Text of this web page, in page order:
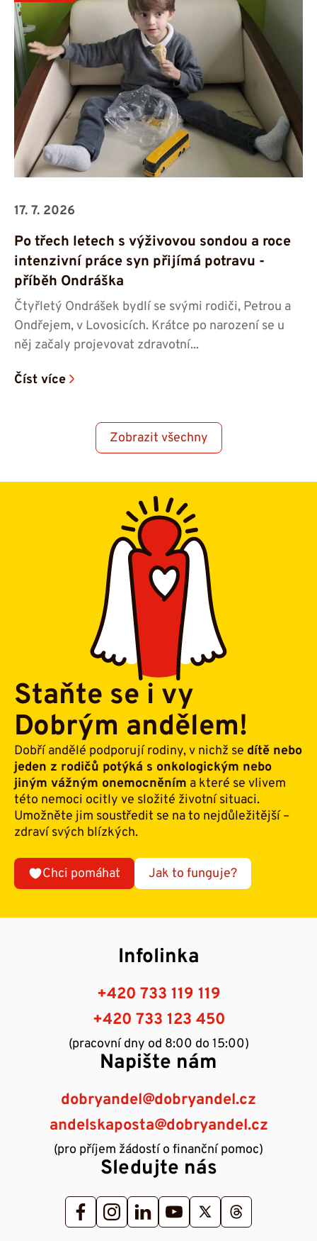
17. 7. 2026
Po třech letech s výživovou sondou a roce
intenzivní práce syn přijímá potravu -⁠⁠⁠⁠⁠⁠
příběh Ondráška
Čtyřletý Ondrášek bydlí se svými rodiči, Petrou a
Ondřejem, v Lovosicích. Krátce po narození se u
něj začaly projevovat zdravotní...
Číst více
Zobrazit všechny
Staňte se i vy
Dobrým andělem!
Dobří andělé podporují rodiny, v nichž se dítě nebo
jeden z rodičů potýká s onkologickým nebo
jiným vážným onemocněním a které se vlivem
této nemoci ocitly ve složité životní situaci.
Umožněte jim soustředit se na to nejdůležitější –
zdraví svých blízkých.
Chci pomáhat Jak to funguje?
Infolinka
+420 733 119 119
+420 733 123 450
(pracovní dny od 8:00 do 15:00)
Napište nám
dobryandel@dobryandel.cz
andelskaposta@dobryandel.cz
(pro příjem žádostí o finanční pomoc)
Sledujte nás